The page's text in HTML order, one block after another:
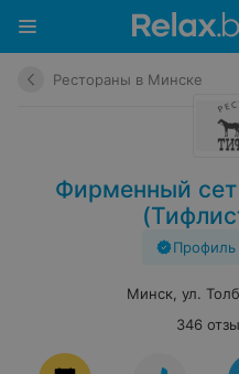
Рестораны в Минске
Фирменный
Минск, ул.
346